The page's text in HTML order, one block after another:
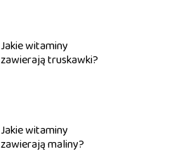
Jakie witaminy
zawierają truskawki?
Jakie witaminy
zawierają maliny?